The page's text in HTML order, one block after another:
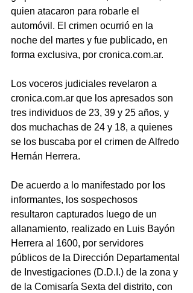
quien atacaron para robarle el
automóvil. El crimen ocurrió en la
noche del martes y fue publicado, en
forma exclusiva, por cronica.com.ar.
Los voceros judiciales revelaron a
cronica.com.ar que los apresados son
tres individuos de 23, 39 y 25 años, y
dos muchachas de 24 y 18, a quienes
se los buscaba por el crimen de Alfredo
Hernán Herrera.
De acuerdo a lo manifestado por los
informantes, los sospechosos
resultaron capturados luego de un
allanamiento, realizado en Luis Bayón
Herrera al 1600, por servidores
públicos de la Dirección Departamental
de Investigaciones (D.D.I.) de la zona y
de la Comisaría Sexta del distrito, con